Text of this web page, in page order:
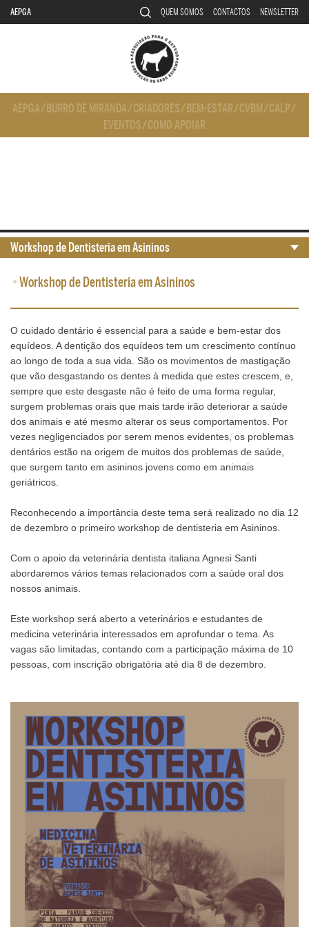
AEPGA QUEM SOMOS CONTACTOS NEWSLETTER
AEPGA/ BURRO DE MIRANDA/CRIADORES/ BEM-ESTAR/CVBM/CALP/
EVENTOS/COMO APOIAR
•Workshop de Dentisteria em Asininos
O cuidado dentário é essencial para a saúde e bem-estar dos
equídeos. A dentição dos equídeos tem um crescimento contínuo
ao longo de toda a sua vida. São os movimentos de mastigação
que vão desgastando os dentes à medida que estes crescem, e,
sempre que este desgaste não é feito de uma forma regular,
surgem problemas orais que mais tarde irão deteriorar a saúde
dos animais e até mesmo alterar os seus comportamentos. Por
vezes negligenciados por serem menos evidentes, os problemas
dentários estão na origem de muitos dos problemas de saúde,
que surgem tanto em asininos jovens como em animais
geriátricos.
Reconhecendo a importância deste tema será realizado no dia 12
de dezembro o primeiro workshop de dentisteria em Asininos.
Com o apoio da veterinária dentista italiana Agnesi Santi
abordaremos vários temas relacionados com a saúde oral dos
nossos animais.
Este workshop será aberto a veterinários e estudantes de
medicina veterinária interessados em aprofundar o tema. As
vagas são limitadas, contando com a participação máxima de 10
pessoas, com inscrição obrigatória até dia 8 de dezembro.
Workshop de Dentisteria em Asininos